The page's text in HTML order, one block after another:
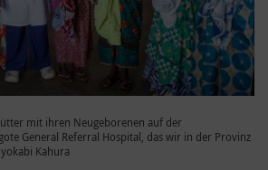
mit ihren Neugeborenen auf der
General Referral Hospital, das wir in der Provinz
Kahura